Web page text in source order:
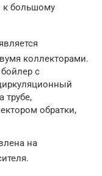
к большому
коллекторами.
с
трубе,
обратки,
на